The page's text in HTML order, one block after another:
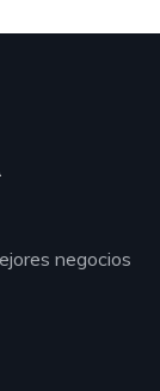
negocios